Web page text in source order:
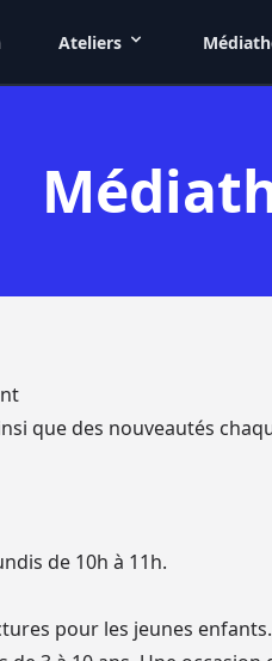
Ateliers
que des nouveautés
de 10h à 11h.
pour les jeunes enfants.